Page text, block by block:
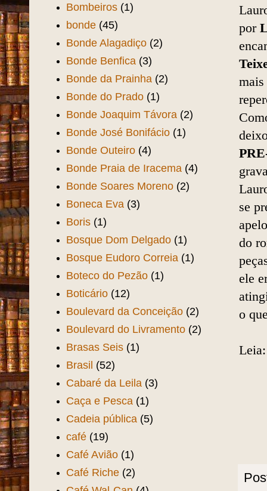
por
mais
se
do
ele
o
Bombeiros (1)
bonde (45)
Bonde Alagadiço (2)
Bonde Benfica (3)
Bonde da Prainha (2)
Bonde do Prado (1)
Bonde Joaquim Távora (2)
Bonde José Bonifácio (1)
Bonde Outeiro (4)
Bonde Praia de Iracema (4)
Bonde Soares Moreno (2)
Boneca Eva (3)
Boris (1)
Bosque Dom Delgado (1)
Bosque Eudoro Correia (1)
Boteco do Pezão (1)
Boticário (12)
Boulevard da Conceição (2)
Boulevard do Livramento (2)
Brasas Seis (1)
Brasil (52)
Cabaré da Leila (3)
Caça e Pesca (1)
Cadeia pública (5)
café (19)
Café Avião (1)
Café Riche (2)